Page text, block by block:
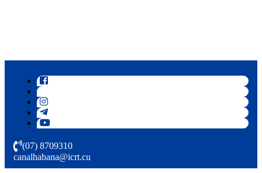
(07) 8709310
canalhabana@icrt.cu